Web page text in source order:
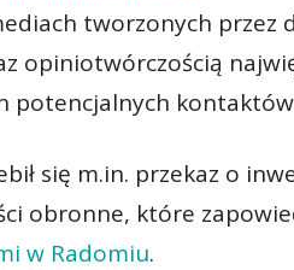
tworzonych przez
opiniotwórczością
potencjalnych
się m.in. przekaz o
obronne, które
w Radomiu.